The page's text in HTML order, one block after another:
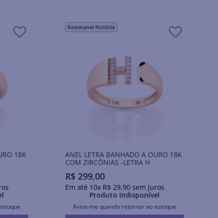
18K
Rommanel História
ANEL LETRA BANHADO A OURO 18K
COM ZIRCÔNIAS -LETRA H
R$ 299,00
Em até 10x R$ 29,90sem juros
Produto Indisponível
Avise-me quando retornar ao estoque